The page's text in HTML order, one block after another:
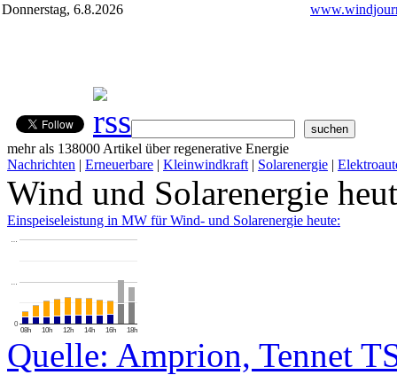
Donnerstag, 6.8.2026
mehr als 138000 Artikel über regenerative Energie
Nachrichten | Erneuerbare | Kleinwindkraft | Solarenergie |
Wind und Solarenergie
Einspeiseleistung in MW für Wind- und Solarenergie heute:
08h 10h 12h 14h 16h 18h
0
…
…
Quelle: Amprion, Tennet